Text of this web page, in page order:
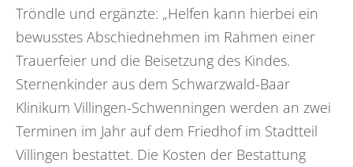
Tröndle und ergänzte: „Helfen kann hierbei ein
bewusstes Abschiednehmen im Rahmen einer
Trauerfeier und die Beisetzung des Kindes.
Sternenkinder aus dem Schwarzwald-Baar
Klinikum Villingen-Schwenningen werden an zwei
Terminen im Jahr auf dem Friedhof im Stadtteil
Villingen bestattet. Die Kosten der Bestattung